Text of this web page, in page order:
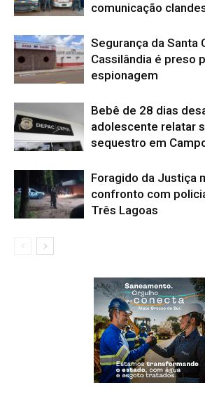
comunicação
Segurança da Santa
Cassilândia é preso
espionagem
Bebê de 28 dias
adolescente relatar
sequestro em
Foragido da Justiça
confronto com
Três Lagoas